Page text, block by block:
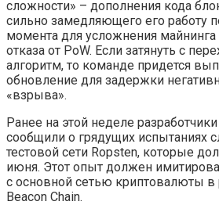
сложности» – дополнения кода
сильно замедляющего его работу
момента для усложнения
отказа от PoW. Если затянуть с
алгоритм, то команде придется
обновление для задержки
«взрыва».
Ранее на этой неделе
сообщили о грядущих испытаниях
тестовой сети Ropsten, которые
июня. Этот опыт должен
с основной сетью криптовалюты в
Beacon Chain.